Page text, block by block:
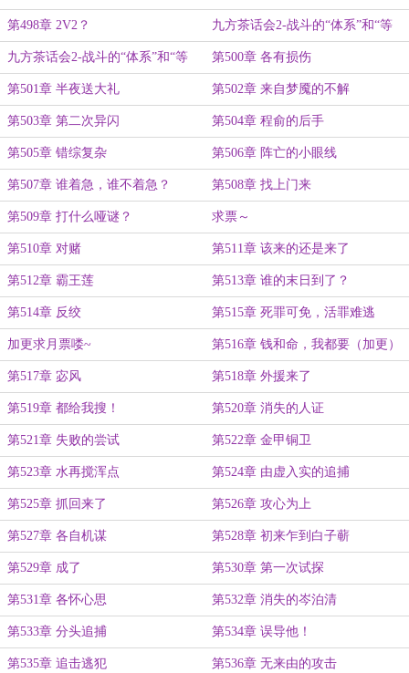
第498章 2V2？ 九方茶话会2-战斗的“体系”和“等
级”
九方茶话会2-战斗的“体系”和“等
级”
第500章 各有损伤
第501章 半夜送大礼 第502章 来自梦魇的不解
第503章 第二次异闪 第504章 程俞的后手
第505章 错综复杂 第506章 阵亡的小眼线
第507章 谁着急，谁不着急？ 第508章 找上门来
第509章 打什么哑谜？ 求票～
第510章 对赌 第511章 该来的还是来了
第512章 霸王莲 第513章 谁的末日到了？
第514章 反绞 第515章 死罪可免，活罪难逃
加更求月票喽~ 第516章 钱和命，我都要（加更）
第517章 宓风 第518章 外援来了
第519章 都给我搜！ 第520章 消失的人证
第521章 失败的尝试 第522章 金甲铜卫
第523章 水再搅浑点 第524章 由虚入实的追捕
第525章 抓回来了 第526章 攻心为上
第527章 各自机谋 第528章 初来乍到白子蕲
第529章 成了 第530章 第一次试探
第531章 各怀心思 第532章 消失的岑泊清
第533章 分头追捕 第534章 误导他！
第535章 追击逃犯 第536章 无来由的攻击